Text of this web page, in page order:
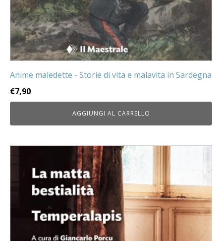
Anime maledette - Storie di vita e malavita in Sardegna
€7,90
AGGIUNGI AL CARRELLO